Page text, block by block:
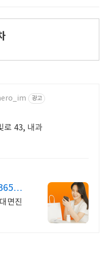
광고
로 43, 내과
일
면진